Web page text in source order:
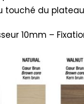
du plateau
10mm –